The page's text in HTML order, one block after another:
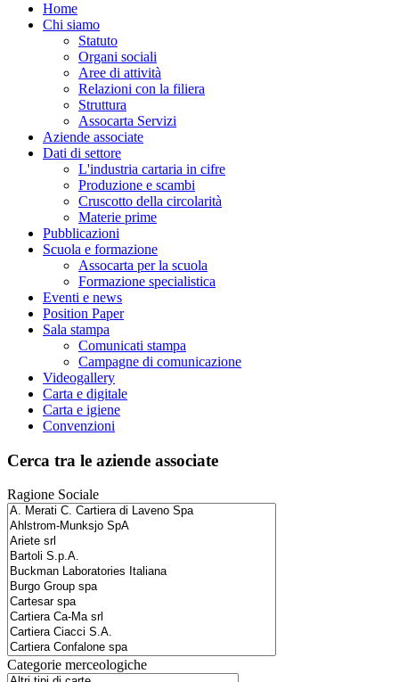
Home
Chi siamo
Statuto
Organi sociali
Aree di attività
Relazioni con la filiera
Struttura
Assocarta Servizi
Aziende associate
Dati di settore
L'industria cartaria in cifre
Produzione e scambi
Cruscotto della circolarità
Materie prime
Pubblicazioni
Scuola e formazione
Assocarta per la scuola
Formazione specialistica
Eventi e news
Position Paper
Sala stampa
Comunicati stampa
Campagne di comunicazione
Videogallery
Carta e digitale
Carta e igiene
Convenzioni
Cerca tra le aziende associate
Ragione Sociale
Categorie merceologiche